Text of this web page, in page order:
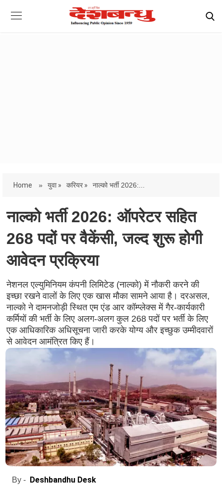
Home » युवा » करियर » नाल्को भर्ती 2026:...
नाल्को भर्ती 2026: ऑपरेटर सहित
268 पदों पर वैकेंसी, जल्द शुरू होगी
आवेदन प्रक्रिया
नेशनल एल्युमिनियम कंपनी लिमिटेड (नाल्को) में नौकरी करने की
इच्छा रखने वालों के लिए एक खास मौका सामने आया है। दरअसल,
नाल्को ने दामनजोड़ी स्थित एम एंड आर कॉम्प्लेक्स में गैर-कार्यकारी
कर्मियों की भर्ती के लिए अलग-अलग कुल 268 पदों पर भर्ती के लिए
एक आधिकारिक अधिसूचना जारी करके योग्य और इच्छुक उम्मीदवारों
से आवेदन आमंत्रित किए हैं।
By - Deshbandhu Desk